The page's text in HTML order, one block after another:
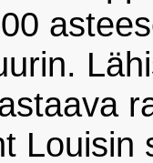
Louisin